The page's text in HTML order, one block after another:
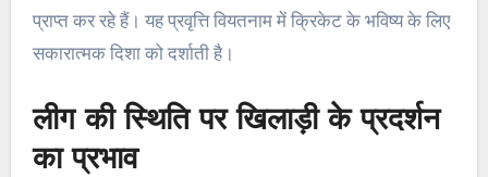
प्राप्त कर रहे हैं। यह प्रवृत्ति वियतनाम में क्रिकेट के भविष्य के लिए
सकारात्मक दिशा को दर्शाती है।
लीग की स्थिति पर खिलाड़ी के प्रदर्शन
का प्रभाव